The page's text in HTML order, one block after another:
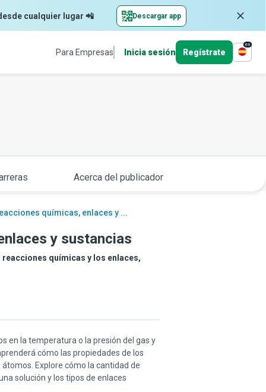
cualquier lugar 📲 Descargar app
Para Empresas Inicia sesión Regístrate
es
Acerca del publicador
químicas, enlaces y ...
y sustancias
reacciones químicas y los enlaces,
en la temperatura o la presión del gas y
cómo las propiedades de los
Explore cómo la cantidad de
solución y los tipos de enlaces